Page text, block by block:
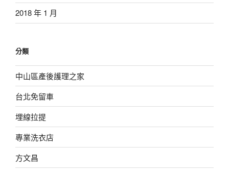
2018 年 1 月
分類
中山區產後護理之家
台北免留車
埋線拉提
專業洗衣店
方文昌